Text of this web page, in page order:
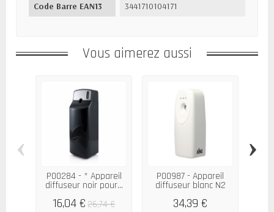
Code Barre EAN13 3441710104171
Vous aimerez aussi
P00284 - * Appareil
diffuseur noir pour...
16,04 € 26,74 €
P00987 - Appareil
diffuseur blanc N2
34,39 €
‹ ›